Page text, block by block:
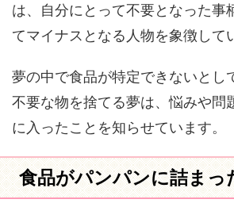
は、自分にとって不要となった事
てマイナスとなる人物を象徴して
夢の中で食品が特定できないとし
不要な物を捨てる夢は、悩みや問
に入ったことを知らせています。
食品がパンパンに詰まっ